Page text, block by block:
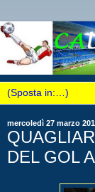
mercoledì 27 marzo
DEL GOL